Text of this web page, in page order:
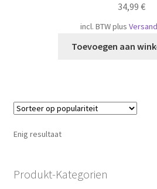
34,99 €
incl. BTWplus
Toevoegen aan
Enig resultaat
Produkt-Kategorien